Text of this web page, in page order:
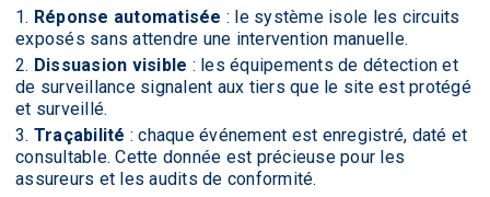
Réponse automatisée : le système isole les circuits
exposés sans attendre une intervention manuelle.
Dissuasion visible : les équipements de détection et
de surveillance signalent aux tiers que le site est protégé
et surveillé.
Traçabilité : chaque événement est enregistré, daté et
consultable. Cette donnée est précieuse pour les
assureurs et les audits de conformité.